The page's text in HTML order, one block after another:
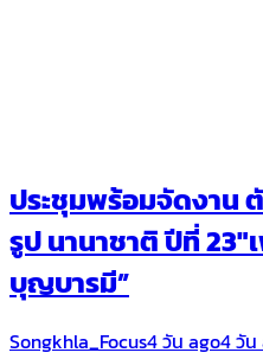
ประชุมพร้อมจัดงาน
รูป นานาชาติ ปีที่
บุญบารมี”
Songkhla_Focus4 วัน ago4 วัน